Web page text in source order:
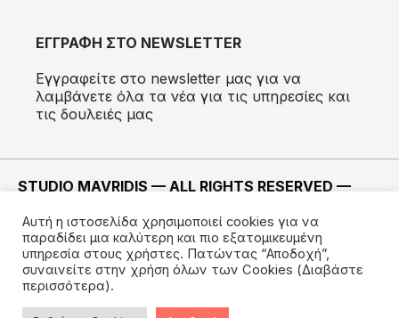
ΕΓΓΡΑΦΗ ΣΤΟ NEWSLETTER
Εγγραφείτε στο newsletter μας για να
λαμβάνετε όλα τα νέα για τις υπηρεσίες και
τις δουλειές μας
STUDIO MAVRIDIS — ALL RIGHTS RESERVED —
ΚΑΤΑΣΚΕΥΗ —IMODE
Αυτή η ιστοσελίδα χρησιμοποιεί cookies για να
παραδίδει μια καλύτερη και πιο εξατομικευμένη
υπηρεσία στους χρήστες. Πατώντας “Αποδοχή”,
συναινείτε στην χρήση όλων των Cookies (Διαβάστε
περισσότερα).